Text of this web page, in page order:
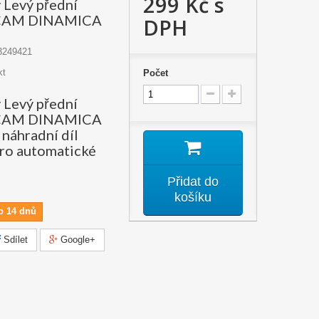
přední
DINAMICA
přední
DINAMICA
díl
automatické
14 dnů
Sdílet Google+
DPH
Počet
Přidat do
košíku